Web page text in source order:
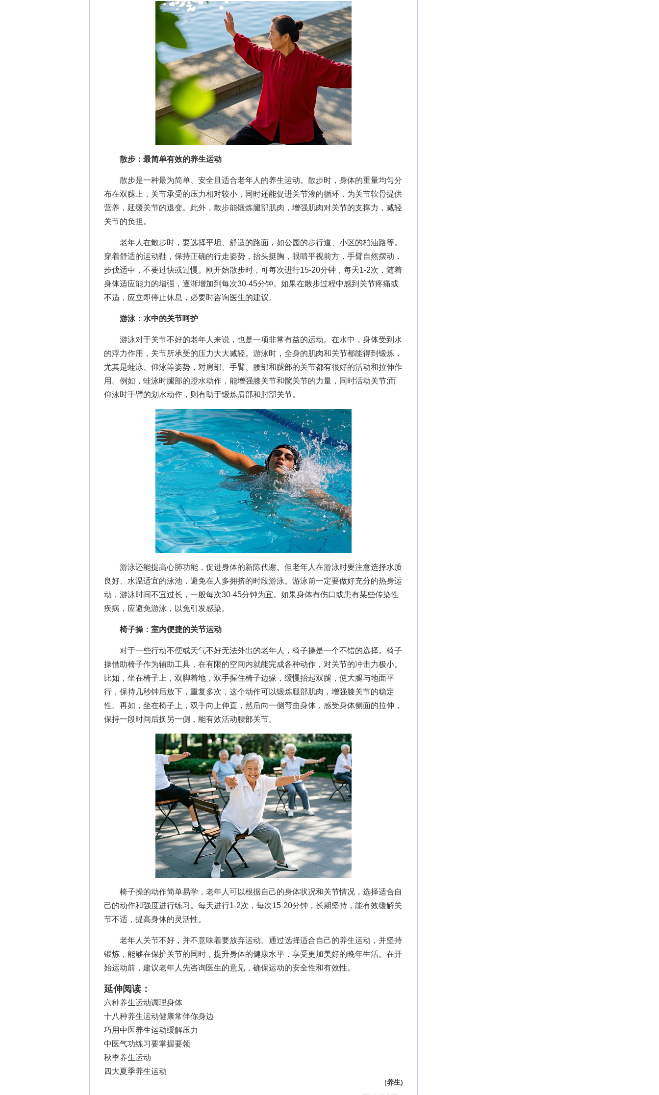
散步：最简单有效的养生运动
散步是一种最为简单、安全且适合老年人的养生运动。散步时，身体的重量均匀分
布在双腿上，关节承受的压力相对较小，同时还能促进关节液的循环，为关节软骨提供
营养，延缓关节的退变。此外，散步能锻炼腿部肌肉，增强肌肉对关节的支撑力，减轻
关节的负担。
老年人在散步时，要选择平坦、舒适的路面，如公园的步行道、小区的柏油路等。
穿着舒适的运动鞋，保持正确的行走姿势，抬头挺胸，眼睛平视前方，手臂自然摆动，
步伐适中，不要过快或过慢。刚开始散步时，可每次进行15-20分钟，每天1-2次，随着
身体适应能力的增强，逐渐增加到每次30-45分钟。如果在散步过程中感到关节疼痛或
不适，应立即停止休息，必要时咨询医生的建议。
游泳：水中的关节呵护
游泳对于关节不好的老年人来说，也是一项非常有益的运动。在水中，身体受到水
的浮力作用，关节所承受的压力大大减轻。游泳时，全身的肌肉和关节都能得到锻炼，
尤其是蛙泳、仰泳等姿势，对肩部、手臂、腰部和腿部的关节都有很好的活动和拉伸作
用。例如，蛙泳时腿部的蹬水动作，能增强膝关节和髋关节的力量，同时活动关节;而
仰泳时手臂的划水动作，则有助于锻炼肩部和肘部关节。
游泳还能提高心肺功能，促进身体的新陈代谢。但老年人在游泳时要注意选择水质
良好、水温适宜的泳池，避免在人多拥挤的时段游泳。游泳前一定要做好充分的热身运
动，游泳时间不宜过长，一般每次30-45分钟为宜。如果身体有伤口或患有某些传染性
疾病，应避免游泳，以免引发感染。
椅子操：室内便捷的关节运动
对于一些行动不便或天气不好无法外出的老年人，椅子操是一个不错的选择。椅子
操借助椅子作为辅助工具，在有限的空间内就能完成各种动作，对关节的冲击力极小。
比如，坐在椅子上，双脚着地，双手握住椅子边缘，缓慢抬起双腿，使大腿与地面平
行，保持几秒钟后放下，重复多次，这个动作可以锻炼腿部肌肉，增强膝关节的稳定
性。再如，坐在椅子上，双手向上伸直，然后向一侧弯曲身体，感受身体侧面的拉伸，
保持一段时间后换另一侧，能有效活动腰部关节。
椅子操的动作简单易学，老年人可以根据自己的身体状况和关节情况，选择适合自
己的动作和强度进行练习。每天进行1-2次，每次15-20分钟，长期坚持，能有效缓解关
节不适，提高身体的灵活性。
老年人关节不好，并不意味着要放弃运动。通过选择适合自己的养生运动，并坚持
锻炼，能够在保护关节的同时，提升身体的健康水平，享受更加美好的晚年生活。在开
始运动前，建议老年人先咨询医生的意见，确保运动的安全性和有效性。
延伸阅读：
六种养生运动调理身体
十八种养生运动健康常伴你身边
巧用中医养生运动缓解压力
中医气功练习要掌握要领
秋季养生运动
四大夏季养生运动
(养生)